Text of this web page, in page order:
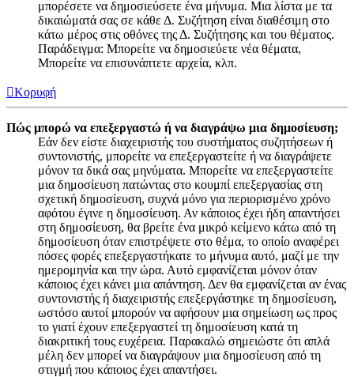
μπορέσετε να δημοσιεύσετε ένα μήνυμα. Μια λίστα με τα
δικαιώματά σας σε κάθε Δ. Συζήτηση είναι διαθέσιμη στο
κάτω μέρος στις οθόνες της Δ. Συζήτησης και του θέματος.
Παράδειγμα: Μπορείτε να δημοσιεύετε νέα θέματα,
Μπορείτε να επισυνάπτετε αρχεία, κλπ.
Κορυφή
Πώς μπορώ να επεξεργαστώ ή να διαγράψω μια δημοσίευση;
Εάν δεν είστε διαχειριστής του συστήματος συζητήσεων ή
συντονιστής, μπορείτε να επεξεργαστείτε ή να διαγράψετε
μόνον τα δικά σας μηνύματα. Μπορείτε να επεξεργαστείτε
μια δημοσίευση πατώντας στο κουμπί επεξεργασίας στη
σχετική δημοσίευση, συχνά μόνο για περιορισμένο χρόνο
αφότου έγινε η δημοσίευση. Αν κάποιος έχει ήδη απαντήσει
στη δημοσίευση, θα βρείτε ένα μικρό κείμενο κάτω από τη
δημοσίευση όταν επιστρέψετε στο θέμα, το οποίο αναφέρει
πόσες φορές επεξεργαστήκατε το μήνυμα αυτό, μαζί με την
ημερομηνία και την ώρα. Αυτό εμφανίζεται μόνον όταν
κάποιος έχει κάνει μια απάντηση. Δεν θα εμφανίζεται αν ένας
συντονιστής ή διαχειριστής επεξεργάστηκε τη δημοσίευση,
ωστόσο αυτοί μπορούν να αφήσουν μια σημείωση ως προς
το γιατί έχουν επεξεργαστεί τη δημοσίευση κατά τη
διακριτική τους ευχέρεια. Παρακαλώ σημειώστε ότι απλά
μέλη δεν μπορεί να διαγράψουν μια δημοσίευση από τη
στιγμή που κάποιος έχει απαντήσει.